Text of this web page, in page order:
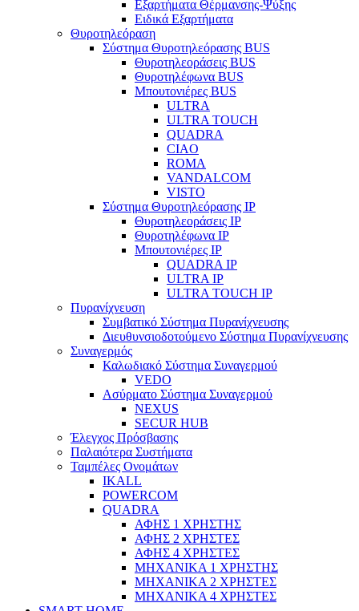
Εξαρτήματα Θέρμανσης-Ψύξης
Ειδικά Εξαρτήματα
Θυροτηλεόραση
Σύστημα Θυροτηλεόρασης BUS
Θυροτηλεοράσεις BUS
Θυροτηλέφωνα BUS
Μπουτονιέρες BUS
ULTRA
ULTRA TOUCH
QUADRA
CIAO
ROMA
VANDALCOM
VISTO
Σύστημα Θυροτηλεόρασης IP
Θυροτηλεοράσεις IP
Θυροτηλέφωνα IP
Μπουτονιέρες IP
QUADRA IP
ULTRA IP
ULTRA TOUCH IP
Πυρανίχνευση
Συμβατικό Σύστημα Πυρανίχνευσης
Διευθυνσιοδοτούμενο Σύστημα Πυρανίχνευσης
Συναγερμός
Καλωδιακό Σύστημα Συναγερμού
VEDO
Ασύρματο Σύστημα Συναγερμού
NEXUS
SECUR HUB
Έλεγχος Πρόσβασης
Παλαιότερα Συστήματα
Ταμπέλες Ονομάτων
IKALL
POWERCOM
QUADRA
ΑΦΗΣ 1 ΧΡΗΣΤΗΣ
ΑΦΗΣ 2 ΧΡΗΣΤΕΣ
ΑΦΗΣ 4 ΧΡΗΣΤΕΣ
ΜΗΧΑΝΙΚΑ 1 ΧΡΗΣΤΗΣ
ΜΗΧΑΝΙΚΑ 2 ΧΡΗΣΤΕΣ
ΜΗΧΑΝΙΚΑ 4 ΧΡΗΣΤΕΣ